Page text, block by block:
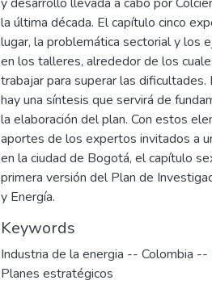
la última década. El capítulo cinco
lugar, la problemática sectorial y los
en los talleres, alrededor de los
trabajar para superar las dificultades.
hay una síntesis que servirá de
la elaboración del plan. Con estos
aportes de los expertos invitados a
en la ciudad de Bogotá, el capítulo
primera versión del Plan de
y Energía.
Keywords
Industria de la energia -- Colombia
Planes estratégicos